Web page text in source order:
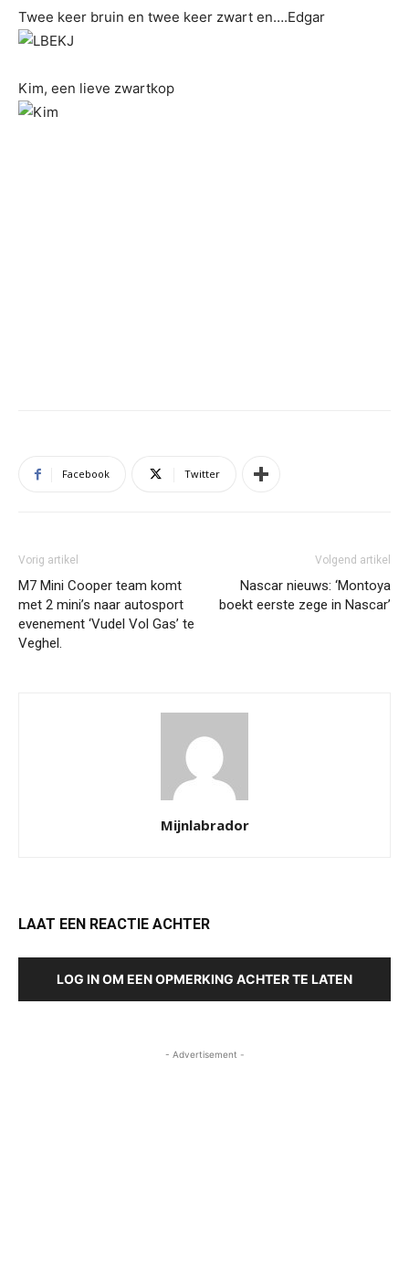
Twee keer bruin en twee keer zwart en….Edgar
Kim, een lieve zwartkop
Facebook Twitter
Vorig artikel
M7 Mini Cooper team komt
met 2 mini’s naar autosport
evenement ‘Vudel Vol Gas’ te
Veghel.
Volgend artikel
Nascar nieuws: ‘Montoya
boekt eerste zege in Nascar’
Mijnlabrador
LAAT EEN REACTIE ACHTER
LOG IN OM EEN OPMERKING ACHTER TE LATEN
- Advertisement -